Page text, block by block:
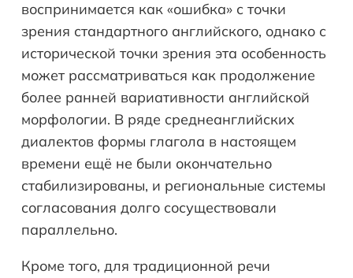
воспринимается как «ошибка» с точки
зрения стандартного английского, однако с
исторической точки зрения эта особенность
может рассматриваться как продолжение
более ранней вариативности английской
морфологии. В ряде среднеанглийских
диалектов формы глагола в настоящем
времени ещё не были окончательно
стабилизированы, и региональные системы
согласования долго сосуществовали
параллельно.
Кроме того, для традиционной речи